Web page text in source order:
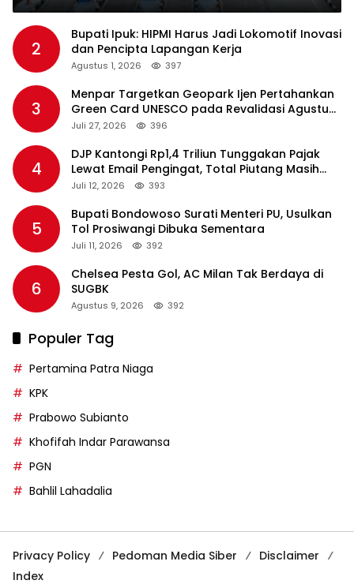
2
Bupati Ipuk: HIPMI Harus Jadi Lokomotif Inovasi
dan Pencipta Lapangan Kerja
Agustus 1, 2026 397
3
Menpar Targetkan Geopark Ijen Pertahankan
Green Card UNESCO pada Revalidasi Agustus
2026
Juli 27, 2026 396
4
DJP Kantongi Rp1,4 Triliun Tunggakan Pajak
Lewat Email Pengingat, Total Piutang Masih
Rp36 Triliun
Juli 12, 2026 393
5
Bupati Bondowoso Surati Menteri PU, Usulkan
Tol Prosiwangi Dibuka Sementara
Juli 11, 2026 392
6
Chelsea Pesta Gol, AC Milan Tak Berdaya di
SUGBK
Agustus 9, 2026 392
Populer Tag
Pertamina Patra Niaga
KPK
Prabowo Subianto
Khofifah Indar Parawansa
PGN
Bahlil Lahadalia
Privacy Policy Pedoman Media Siber
Disclaimer
Index